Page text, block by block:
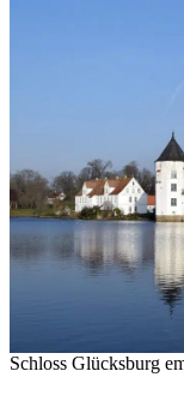
Schloss Glücksburg